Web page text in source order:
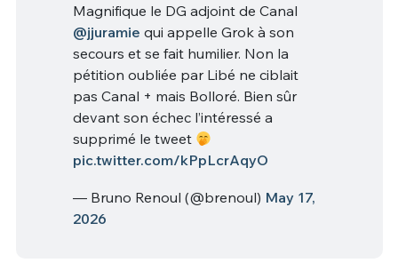
Magnifique le DG adjoint de Canal
@jjuramie qui appelle Grok à son
secours et se fait humilier. Non la
pétition oubliée par Libé ne ciblait
pas Canal + mais Bolloré. Bien sûr
devant son échec l’intéressé a
supprimé le tweet
pic.twitter.com/kPpLcrAqyO
— Bruno Renoul (@brenoul) May 17,
2026